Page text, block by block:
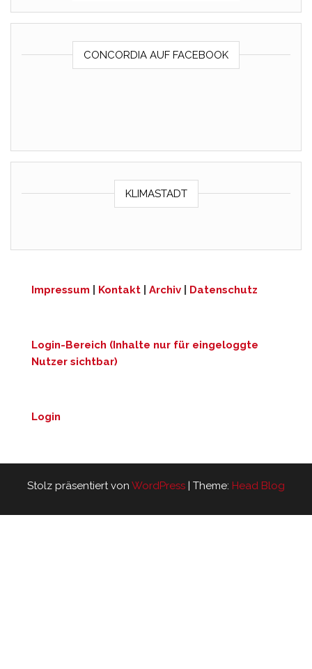
CONCORDIA AUF FACEBOOK
KLIMASTADT
Impressum Kontakt Archiv Datenschutz
Login-Bereich (Inhalte nur für eingeloggte
Nutzer sichtbar)
Login
Stolz präsentiert von WordPress | Theme: Head Blog